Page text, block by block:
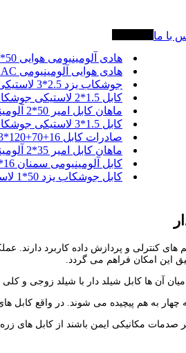
با ما
هادی آلومینیومی هوایی 50*1 AAC + کارخانه تولید کابل آلومینیومی
هادی هوایی آلومینیومی AAC و AAAC و ACSR + کارخانه ماهان کابل امیر
جوشکاب یزد 2.5*3 لاستیکی نسوز نمایندگی لاله زار
کابل 1.5*2 لاستیکی جوشکاب یزد لیست قیمت روز
ماهان کابل امیر 50*2 آلومینیومی PVC نمایندگی اصلی
کابل 1.5*3 لاستیکی جوشکاب یزد فروش عمده
صادرات کابل 16+70+120*3 ABC هوایی بهترین قیمت ایران
ماهان کابل امیر 35*2 آلومینیومی دفتر فروش لاله زار
کابل آلومینیومی سمنان 16*4 پی وی سی نمایندگی فروش
کابل جوشکاب یزد 50*1 لاستیکی نمایندگی اصلی فروش
های کنترلی و پردازش داده کاربرد دارند.
این امکان فراهم می گردد.
آن ها کابل شیلد دار با شیلد زوجی و
چهار به هم پیچیده می شوند. در واقع